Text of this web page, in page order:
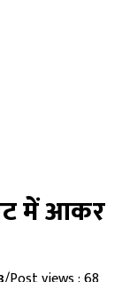
में आकर